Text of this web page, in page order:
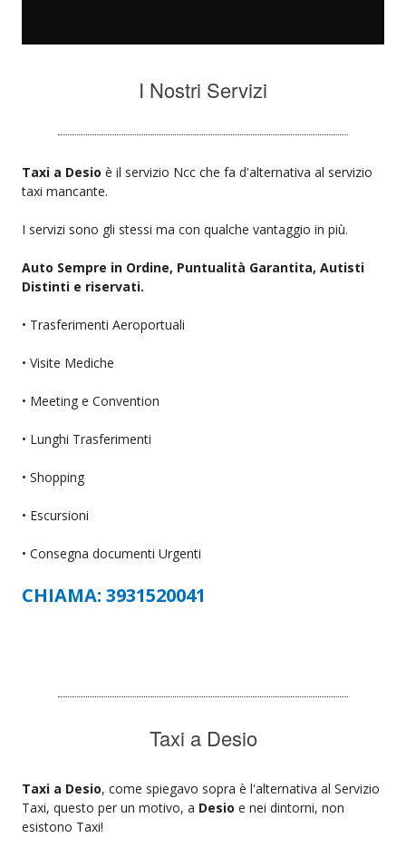
I Nostri Servizi
Taxi a Desio è il servizio Ncc che fa d'alternativa al servizio
taxi mancante.
I servizi sono gli stessi ma con qualche vantaggio in più.
Auto Sempre in Ordine, Puntualità Garantita, Autisti
Distinti e riservati.
• Trasferimenti Aeroportuali
• Visite Mediche
• Meeting e Convention
• Lunghi Trasferimenti
• Shopping
• Escursioni
• Consegna documenti Urgenti
CHIAMA: 3931520041
Taxi a Desio
Taxi a Desio, come spiegavo sopra è l'alternativa al Servizio
Taxi, questo per un motivo, a Desio e nei dintorni, non
esistono Taxi!